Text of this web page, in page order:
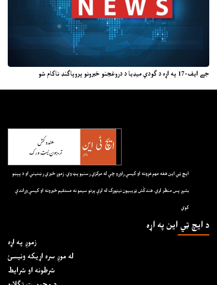
جے ایف-17 په اړه د ګودي میډیا د دروغجنو خبرونو پروپاګنډ ناکام شو
ايچ ټي اين هغه مهم غږونه او کيسې راوړو چې له مرکزي رسنيو پټ وي. زموږ خبري رښتيني او د پېښو
بشپړ پس منظر لري. هندکُش ټريبيون نيټورک له لرې پرتو سيمو نه مستقيم خبرونه او کيسې وړاندې
کوي
د ايچ ټي اين په اړه
زموږ په اړه
له موږ سره اړیکه ونیسئ
شرطونه او شرایط